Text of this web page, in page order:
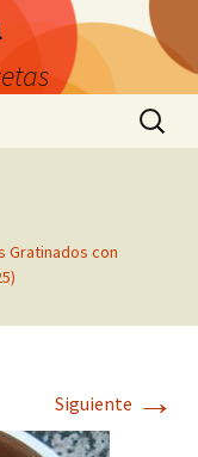
Buscar:
Gratinados con
Siguiente →